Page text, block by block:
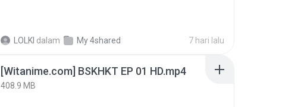
LOLKI dalam My 4shared 7 hari lalu
[Witanime.com] BSKHKT EP 01 HD.mp4
408.9 MB